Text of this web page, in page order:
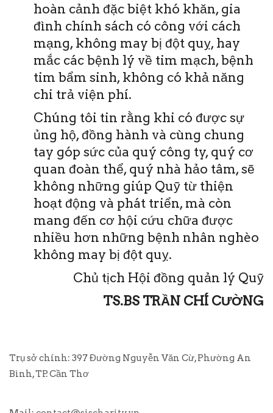
hoàn cảnh đặc biệt khó khăn, gia
đình chính sách có công với cách
mạng, không may bị đột quỵ, hay
mắc các bệnh lý về tim mạch, bệnh
tim bẩm sinh, không có khả năng
chi trả viện phí.
Chúng tôi tin rằng khi có được sự
ủng hộ, đồng hành và cùng chung
tay góp sức của quý công ty, quý cơ
quan đoàn thể, quý nhà hảo tâm, sẽ
không những giúp Quỹ từ thiện
hoạt động và phát triển, mà còn
mang đến cơ hội cứu chữa được
nhiều hơn những bệnh nhân nghèo
không may bị đột quỵ.
Chủ tịch Hội đồng quản lý Quỹ
TS.BS TRẦN CHÍ CƯỜNG
Trụ sở chính: 397 Đường Nguyễn Văn Cừ, Phường An
Bình, TP. Cần Thơ